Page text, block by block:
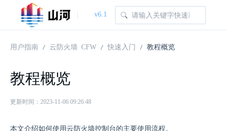
| v6.1
用户指南 云防火墙 CFW 快速入门 教程概览
教程概览
更新时间：2023-11-06 09:26:48
本文介绍如何使用云防火墙控制台的主要使用流程。